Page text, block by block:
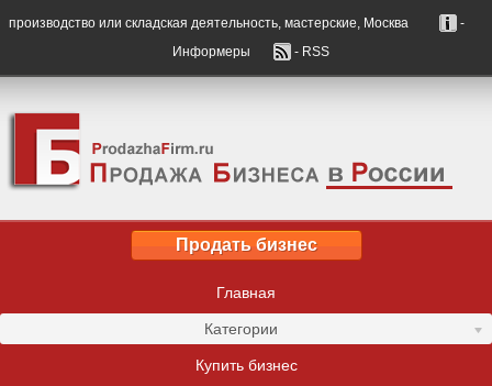
производство или складская деятельность, мастерские, Москва
-
Информеры
- RSS
Продать бизнес
Главная
Категории
Купить бизнес